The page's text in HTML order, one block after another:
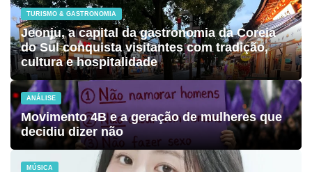
TURISMO & GASTRONOMIA
Jeonju, a capital da gastronomia da Coreia
do Sul conquista visitantes com tradição,
cultura e hospitalidade
ANÁLISE
Movimento 4B e a geração de mulheres que
decidiu dizer não
MÚSICA